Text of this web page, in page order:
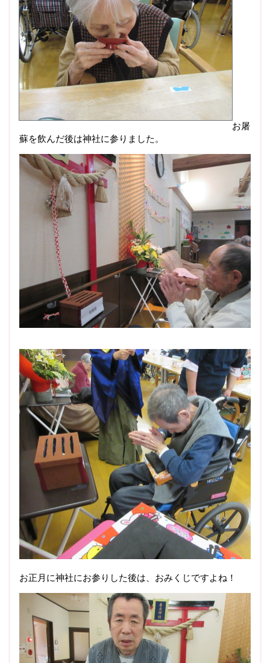
お屠
蘇を飲んだ後は神社に参りました。
お正月に神社にお参りした後は、おみくじですよね！